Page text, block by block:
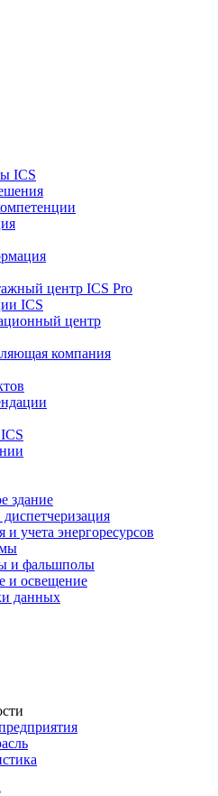
ICS
центр ICS Pro
ICS
центр
компания
здание
и учета энергоресурсов
и фальшполы
и освещение
данных